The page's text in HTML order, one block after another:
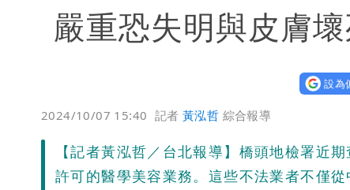
嚴重恐失明與皮膚
設為
2024/10/07 15:40 記者黃泓哲 綜合報導
【記者黃泓哲／台北報導】橋頭地檢署近
許可的醫學美容業務。這些不法業者不僅